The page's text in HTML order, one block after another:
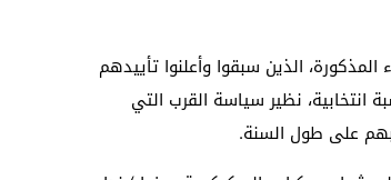
الذين سبقوا وأعلنوا تأييدهم
انتخابية، نظير سياسة القرب التي
على طول السنة.